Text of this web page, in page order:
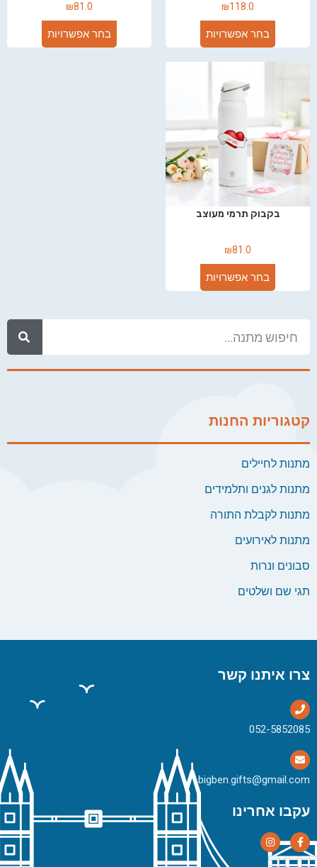
קטגוריות החנות
מתנות לחיילים
מתנות לגנים ותלמידים
מתנות לקבלת התורה
מתנות לאירועים
סבונים ונרות
תגי שם ושלטים
₪118.0
בחר אפשרויות
₪81.0
בחר אפשרויות
בקבוק תרמי מעוצב
₪81.0
בחר אפשרויות
צרו איתנו קשר
bigben.gifts@gmail.com
עקבו אחרינו